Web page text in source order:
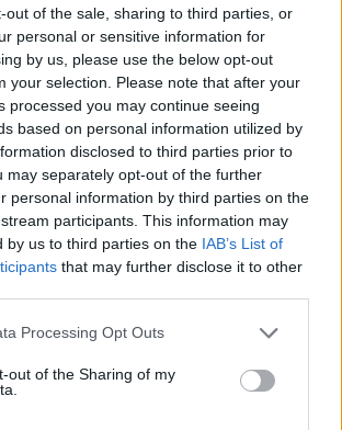
out of the sale, sharing to third parties, or
personal or sensitive information for
by us, please use the below opt-out
your selection. Please note that after your
processed you may continue seeing
based on personal information utilized by
disclosed to third parties prior to
may separately opt-out of the further
personal information by third parties on the
participants. This information may
by us to third parties on the IAB’s List of
that may further disclose it to other
website/app uses one or more Google
visit or usage behaviour. You may click to
to Google and its third-party tags to
below specified purposes in below Google
Processing Opt Outs
out of the Sharing of my
un’esperienza olfattiva unica in un
di profumi
2026